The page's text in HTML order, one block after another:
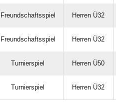
Freundschaftsspiel Herren Ü32
Freundschaftsspiel Herren Ü32
Turnierspiel Herren Ü50
Turnierspiel Herren Ü32